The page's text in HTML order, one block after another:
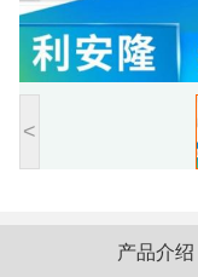
<
产品介绍